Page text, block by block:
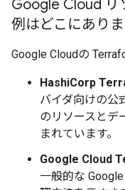
Google Cloud リ
例はどこにあり
Google Cloudの
HashiCorp
バイダ向けの公
のリソースとデ
まれています。
Google Cloud
一般的な